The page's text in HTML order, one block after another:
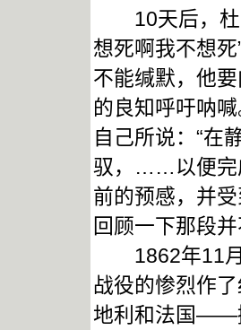
10天后，杜
想死啊我不想
不能缄默，他
的良知呼吁呐
自己所说：“在
驭，……以便完
前的预感，并
回顾一下那段
1862年11月
战役的惨烈作
地利和法国——